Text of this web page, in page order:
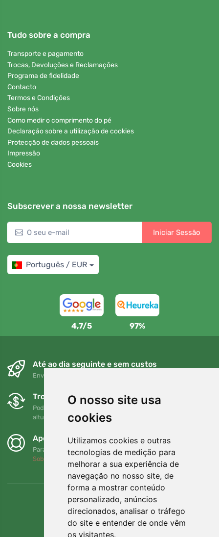
O nosso site usa
cookies
Utilizamos cookies e outras
tecnologias de medição para
melhorar a sua experiência de
navegação no nosso site, de
forma a mostrar conteúdo
personalizado, anúncios
direcionados, analisar o tráfego
do site e entender de onde vêm
os visitantes.
Tudo sobre a compra
Transporte e pagamento
Trocas, Devoluções e Reclamações
Programa de fidelidade
Contacto
Termos e Condições
Sobre nós
Como medir o comprimento do pé
Declaração sobre a utilização de cookies
Protecção de dados pessoais
Impressão
Cookies
Subscrever a nossa newsletter
Iniciar Sessão
Português / EUR
4,7/5 97%
Até ao dia seguinte e sem custos
Envio gratuito para encomendas superiores a 80 EUR
Trocas e devoluções gratuitas
Pode devolver ou trocar a sua encomenda em qualquer
altura no prazo de 90 dias
Apoiamos a Trees.org
Para cada encomenda plantamos uma árvore! Leia mais
Sobre nós